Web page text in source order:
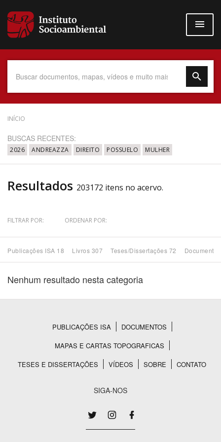
para
conteúdo
Data do Documento
Até
Povo Indígena
INÍCIO
BUSCAS RECENTES:
2026 ANDREAZZA DIREITO POSSUELO MULHER
Resultados 203172 itens no acervo.
FILTRAR POR: ORDENAR POR:
Publicações ISA 18 Livros 307 Teses/Dissertações 72
Nenhum resultado nesta categoria
Rodapé
PUBLICAÇÕES ISA
DOCUMENTOS
MAPAS E CARTAS TOPOGRAFICAS
TESES E DISSERTAÇÕES
VÍDEOS SOBRE CONTATO
SIGA-NOS